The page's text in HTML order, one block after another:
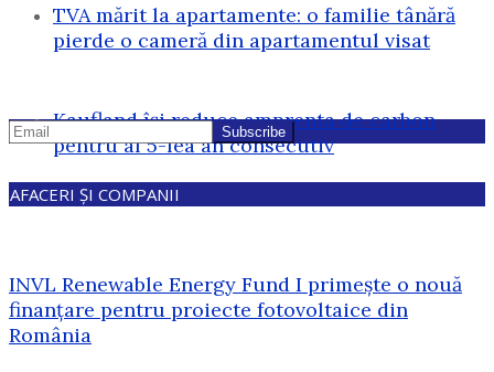
TVA mărit la apartamente: o familie tânără
pierde o cameră din apartamentul visat
Kaufland își reduce amprenta de carbon
pentru al 5-lea an consecutiv
AFACERI ȘI COMPANII
INVL Renewable Energy Fund I primește o nouă
finanțare pentru proiecte fotovoltaice din
România